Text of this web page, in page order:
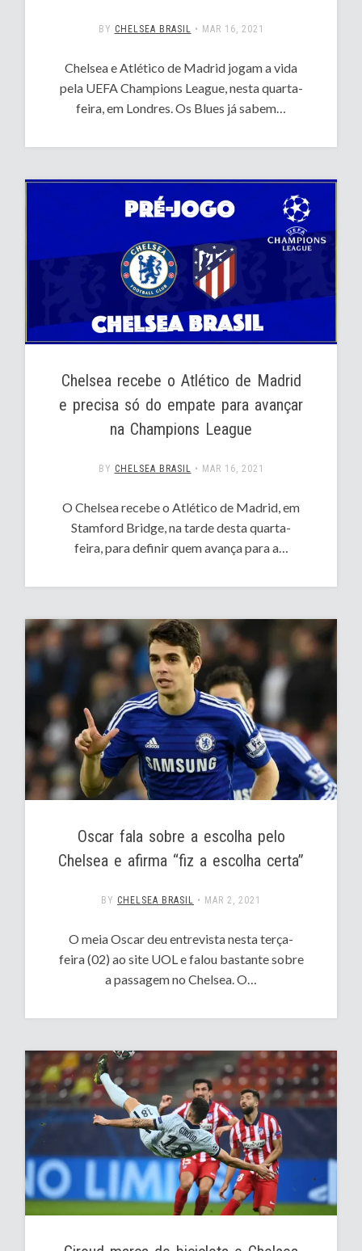
BY CHELSEA BRASIL • MAR 16, 2021
Chelsea e Atlético de Madrid jogam a vida
pela UEFA Champions League, nesta quarta-
feira, em Londres. Os Blues já sabem…
Chelsea recebe o Atlético de Madrid
e precisa só do empate para avançar
na Champions League
BY CHELSEA BRASIL • MAR 16, 2021
O Chelsea recebe o Atlético de Madrid, em
Stamford Bridge, na tarde desta quarta-
feira, para definir quem avança para a…
Oscar fala sobre a escolha pelo
Chelsea e afirma “fiz a escolha certa”
BY CHELSEA BRASIL • MAR 2, 2021
O meia Oscar deu entrevista nesta terça-
feira (02) ao site UOL e falou bastante sobre
a passagem no Chelsea. O…